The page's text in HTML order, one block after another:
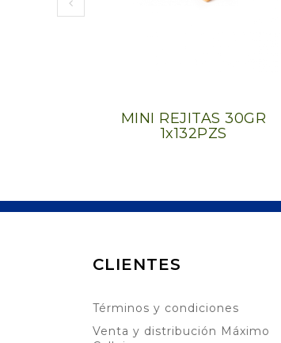
MINI REJITAS 30GR
1x132PZS
CLIENTES
Términos y condiciones
Venta y distribución Máximo